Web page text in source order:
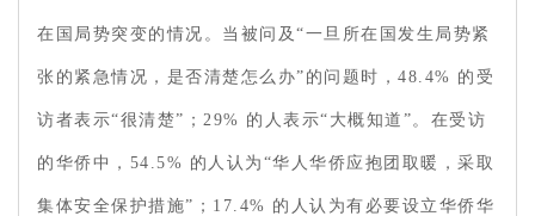
在国局势突变的情况。当被问及“一旦所在国发生局势紧
张的紧急情况，是否清楚怎么办”的问题时，48.4% 的受
访者表示“很清楚”；29% 的人表示“大概知道”。在受访
的华侨中，54.5% 的人认为“华人华侨应抱团取暖，采取
集体安全保护措施”；17.4% 的人认为有必要设立华侨华